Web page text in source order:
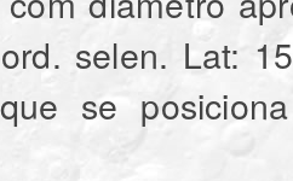
selen. Lat:
se